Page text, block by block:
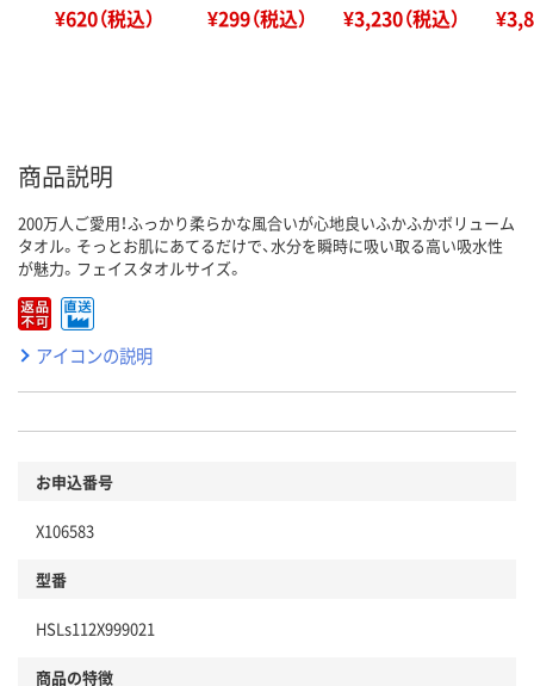
¥620（税込） ¥299（税込） ¥3,230（税込）
商品説明
200万人ご愛用！ふっかり柔らかな風合いが心地良いふかふかボリューム
タオル。そっとお肌にあてるだけで、水分を瞬時に吸い取る高い吸水性
が魅力。フェイスタオルサイズ。
アイコンの説明
お申込番号
X106583
型番
HSLs112X999021
商品の特徴